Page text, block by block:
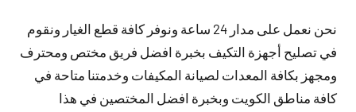
نحن نعمل على مدار 24 ساعة ونوفر كافة قطع الغيار ونقوم
في تصليح أجهزة التكيف بخبرة افضل فريق مختص ومحترف
ومجهز بكافة المعدات لصيانة المكيفات وخدمتنا متاحة في
كافة مناطق الكويت وبخبرة افضل المختصين في هذا